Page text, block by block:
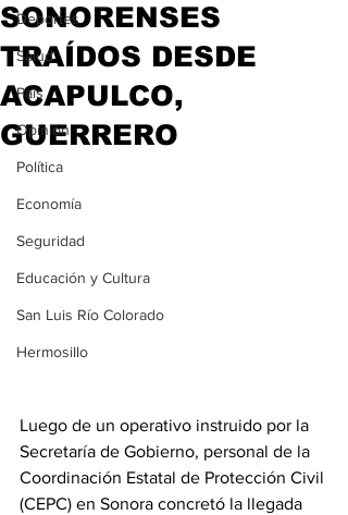
Deportes
Salud
País
Opinión
Política
Economía
Seguridad
Educación y Cultura
San Luis Río Colorado
Hermosillo
SONORENSES
TRAÍDOS DESDE
ACAPULCO,
GUERRERO
Luego de un operativo instruido por la
Secretaría de Gobierno, personal de la
Coordinación Estatal de Protección Civil
(CEPC) en Sonora concretó la llegada